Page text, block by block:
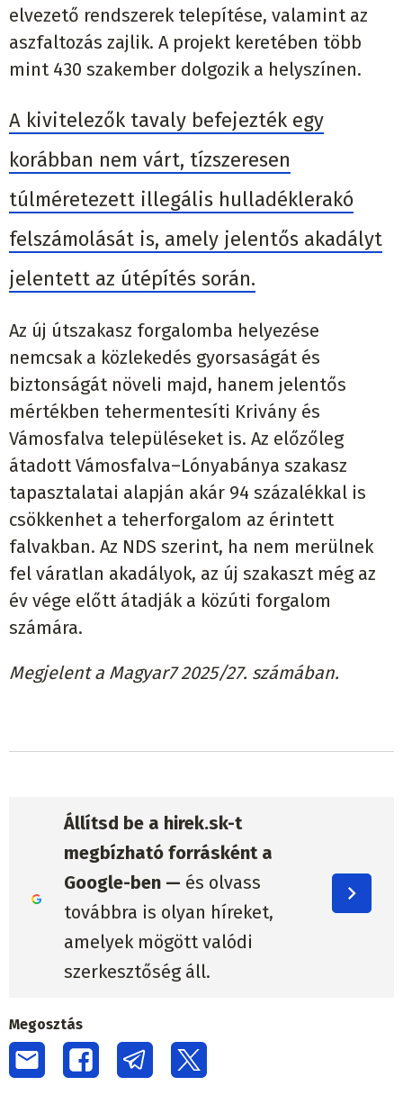
elvezető rendszerek telepítése, valamint az
aszfaltozás zajlik. A projekt keretében több
mint 430 szakember dolgozik a helyszínen.
A kivitelezők tavaly befejezték egy
korábban nem várt, tízszeresen
túlméretezett illegális hulladéklerakó
felszámolását is, amely jelentős akadályt
jelentett az útépítés során.
Az új útszakasz forgalomba helyezése
nemcsak a közlekedés gyorsaságát és
biztonságát növeli majd, hanem jelentős
mértékben tehermentesíti Krivány és
Vámosfalva településeket is. Az előzőleg
átadott Vámosfalva–Lónyabánya szakasz
tapasztalatai alapján akár 94 százalékkal is
csökkenhet a teherforgalom az érintett
falvakban. Az NDS szerint, ha nem merülnek
fel váratlan akadályok, az új szakaszt még az
év vége előtt átadják a közúti forgalom
számára.
Megjelent a Magyar7 2025/27. számában.
Állítsd be a hirek.sk-t
megbízható forrásként a
Google-ben — és olvass
továbbra is olyan híreket,
amelyek mögött valódi
szerkesztőség áll.
Megosztás